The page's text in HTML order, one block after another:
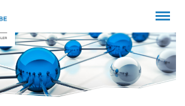
Menü